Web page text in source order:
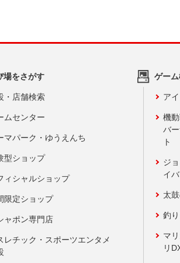
場をさがす
・店舗検索
ムセンター
マパーク・ゆうえんち
型ショップ
ィシャルショップ
限定ショップ
ャポン専門店
レチック・スポーツエンタメ
ゲー
ア
機
バ
ト
ジ
イ
太
釣
マ
リ